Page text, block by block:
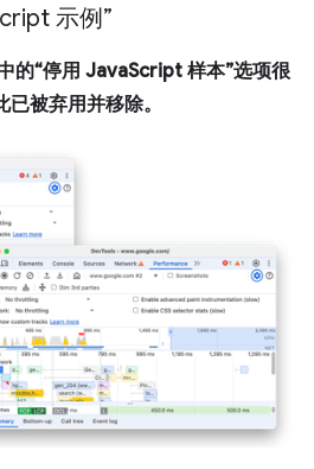
示例”
的“停用 JavaScript 样本”选项很
被弃用并移除。